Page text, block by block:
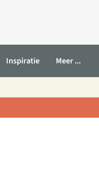
Inspiratie Meer ...